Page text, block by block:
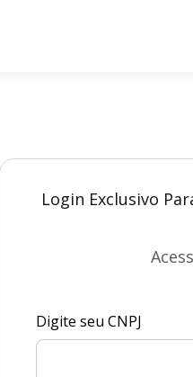
Login Exclusivo
Digite seu CNPJ